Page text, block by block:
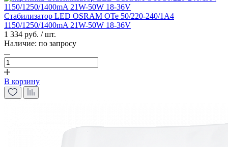
Стабилизатор LED OSRAM OTe 50/220-240/1A4
1150/1250/1400mA 21W-50W 18-36V
1 334 руб. / шт.
Наличие: по запросу
В корзину